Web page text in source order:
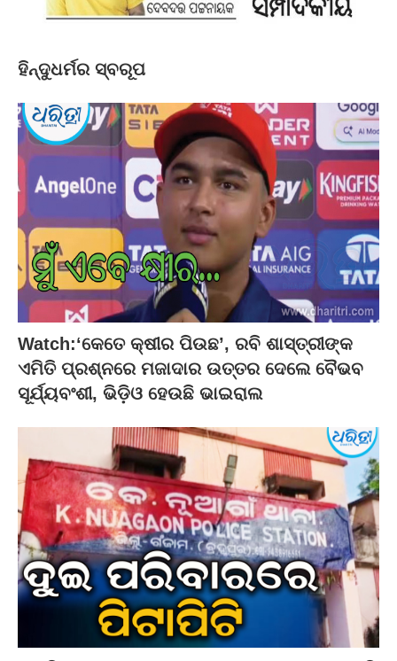
ହିନ୍ଦୁଧର୍ମର ସ୍ବରୂପ
Watch:‘କେତେ କ୍ଷୀର ପିଉଛ’, ରବି ଶାସ୍ତ୍ରୀଙ୍କ
ଏମିତି ପ୍ରଶ୍ନରେ ମଜାଦାର ଉତ୍ତର ଦେଲେ ବୈଭବ
ସୂର୍ଯ୍ୟବଂଶୀ, ଭିଡ଼ିଓ ହେଉଛି ଭାଇରାଲ